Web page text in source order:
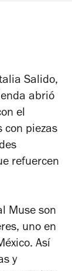
Salido,
abrió
el
con piezas
refuercen
Muse son
uno en
Así
y